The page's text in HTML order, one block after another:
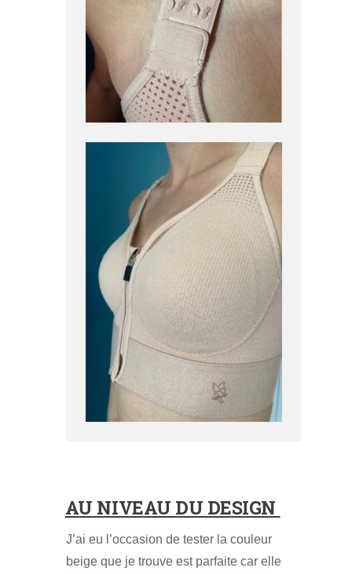
AU NIVEAU DU DESIGN
J’ai eu l’occasion de tester la couleur
beige que je trouve est parfaite car elle